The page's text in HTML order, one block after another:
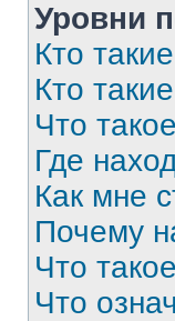
Уровни
Кто
Кто
Что
Где
Как мне
Почему
Что
Что